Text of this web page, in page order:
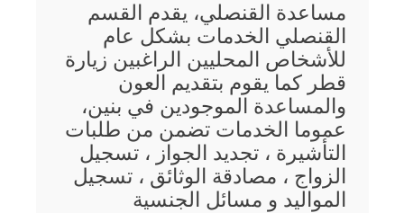
مساعدة القنصلي، يقدم القسم
القنصلي الخدمات بشكل عام
للأشخاص المحليين الراغبين زيارة
قطر كما يقوم بتقديم العون
والمساعدة الموجودين في بنين،
عموما الخدمات تضمن من طلبات
التأشيرة ، تجديد الجواز ، تسجيل
الزواج ، مصادقة الوثائق ، تسجيل
المواليد و مسائل الجنسية